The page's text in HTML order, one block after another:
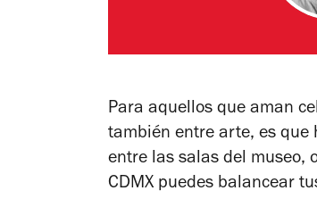
Para aquellos que aman
también entre arte, es que
entre las salas del museo,
CDMX puedes balancear